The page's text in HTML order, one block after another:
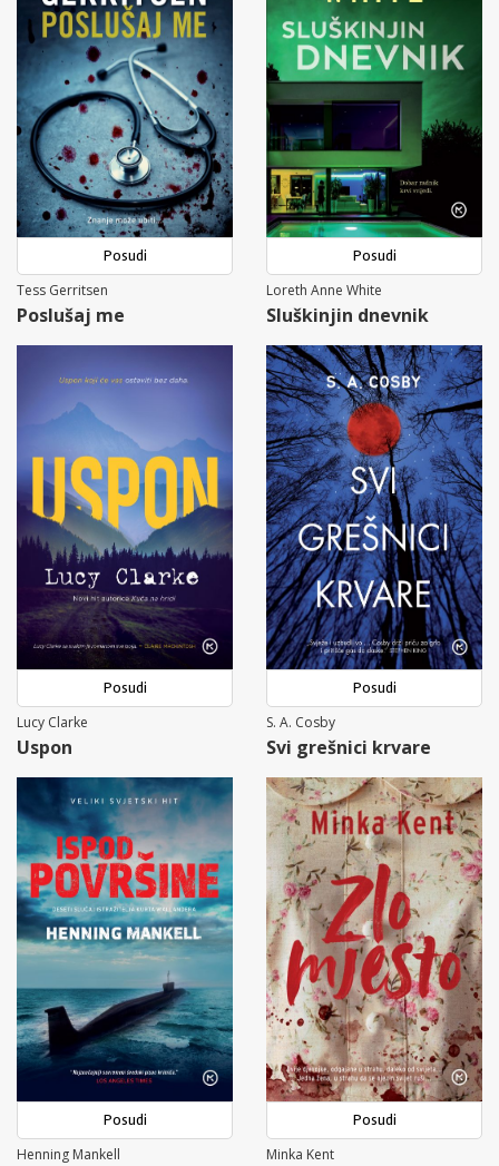
Posudi
Tess Gerritsen
Poslušaj me
Posudi
Loreth Anne White
Sluškinjin dnevnik
Posudi
Lucy Clarke
Uspon
Posudi
S. A. Cosby
Svi grešnici krvare
Posudi
Henning Mankell
Posudi
Minka Kent